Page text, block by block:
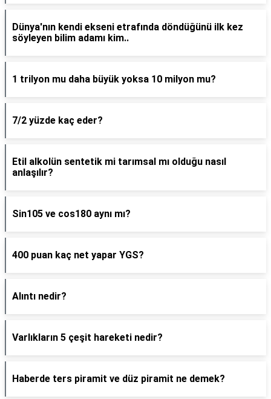
Dünya'nın kendi ekseni etrafında döndüğünü ilk kez
söyleyen bilim adamı kim..
1 trilyon mu daha büyük yoksa 10 milyon mu?
7/2 yüzde kaç eder?
Etil alkolün sentetik mi tarımsal mı olduğu nasıl
anlaşılır?
Sin105 ve cos180 aynı mı?
400 puan kaç net yapar YGS?
Alıntı nedir?
Varlıkların 5 çeşit hareketi nedir?
Haberde ters piramit ve düz piramit ne demek?